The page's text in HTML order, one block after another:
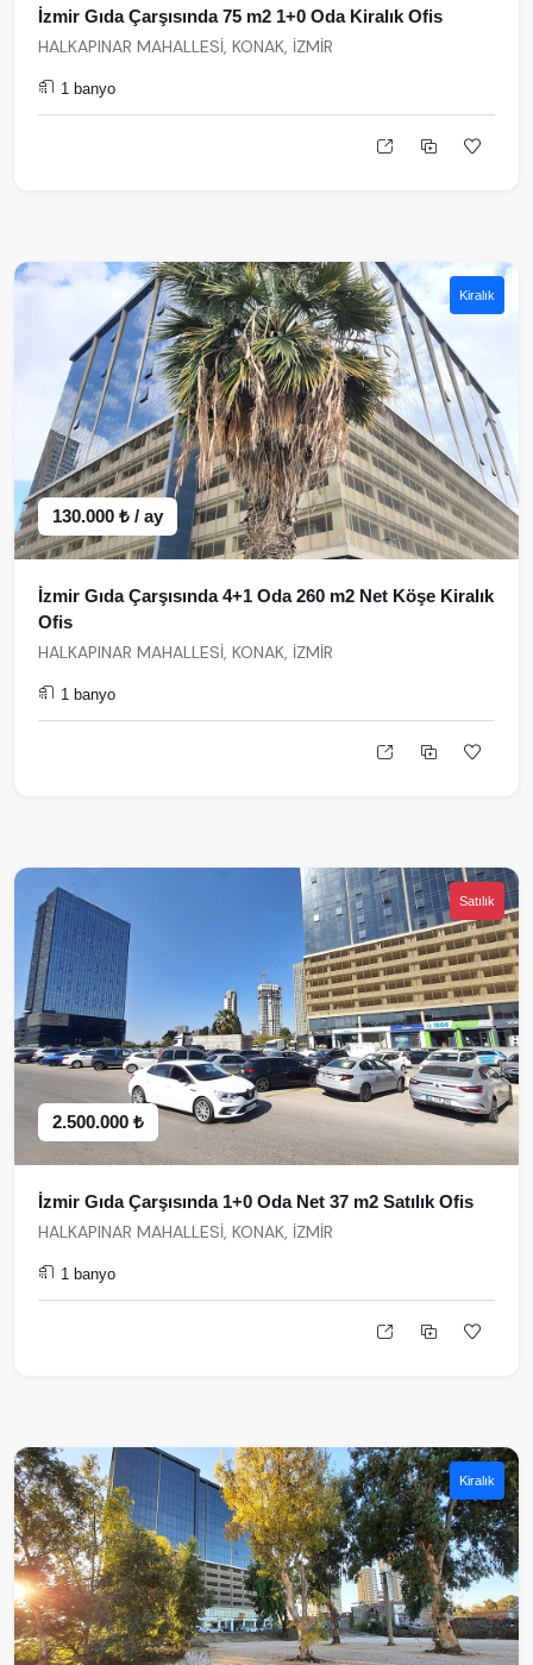
İzmir Gıda Çarşısında 75 m2 1+0 Oda Kiralık Ofis
HALKAPINAR MAHALLESİ, KONAK, İZMİR
1 banyo
Kiralık
130.000 ₺ / ay
İzmir Gıda Çarşısında 4+1 Oda 260 m2 Net Köşe Kiralık
Ofis
HALKAPINAR MAHALLESİ, KONAK, İZMİR
1 banyo
Satılık
2.500.000 ₺
İzmir Gıda Çarşısında 1+0 Oda Net 37 m2 Satılık Ofis
HALKAPINAR MAHALLESİ, KONAK, İZMİR
1 banyo
Kiralık